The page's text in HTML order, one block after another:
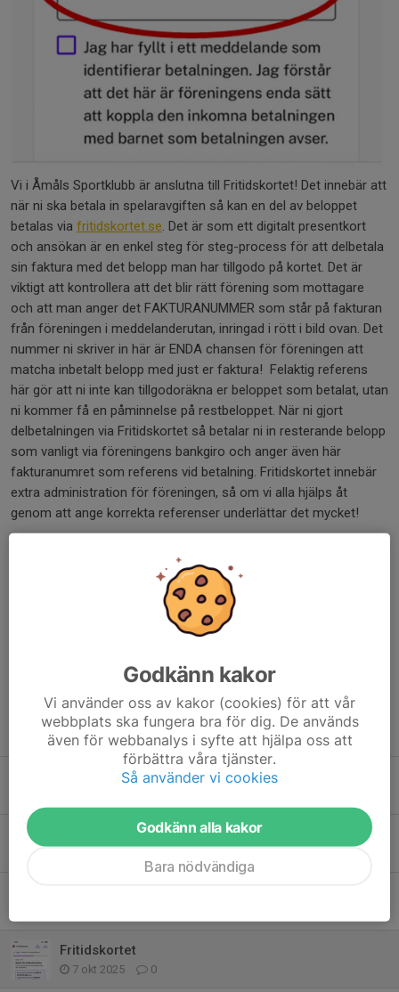
Vi i Åmåls Sportklubb är anslutna till Fritidskortet! Det innebär att
när ni ska betala in spelaravgiften så kan en del av beloppet
betalas via fritidskortet.se. Det är som ett digitalt presentkort
och ansökan är en enkel steg för steg-process för att delbetala
sin faktura med det belopp man har tillgodo på kortet. Det är
viktigt att kontrollera att det blir rätt förening som mottagare
och att man anger det FAKTURANUMMER som står på fakturan
från föreningen i meddelanderutan, inringad i rött i bild ovan. Det
nummer ni skriver in här är ENDA chansen för föreningen att
matcha inbetalt belopp med just er faktura! Felaktig referens
här gör att ni inte kan tillgodoräkna er beloppet som betalat, utan
ni kommer få en påminnelse på restbeloppet. När ni gjort
delbetalningen via Fritidskortet så betalar ni in resterande belopp
som vanligt via föreningens bankgiro och anger även här
fakturanumret som referens vid betalning. Fritidskortet innebär
extra administration för föreningen, så om vi alla hjälps åt
genom att ange korrekta referenser underlättar det mycket!
Tidigare nyheter
Föreläsning Patrik Brenning
Temakväll skridskoåkning
Fritidskortet
7 okt 2025 0
Godkänn kakor
Vi använder oss av kakor (cookies) för att vår
webbplats ska fungera bra för dig. De används
även för webbanalys i syfte att hjälpa oss att
förbättra våra tjänster.
Så använder vi cookies
Godkänn alla kakor
Bara nödvändiga